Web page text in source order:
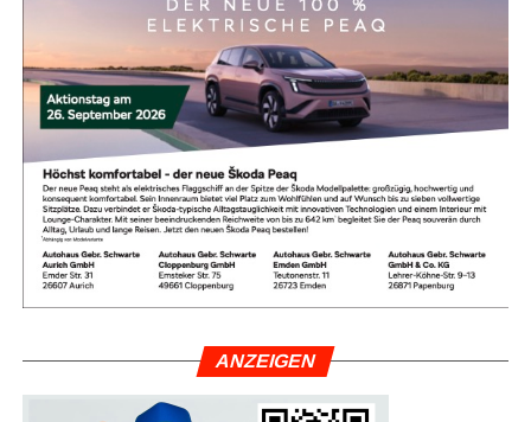
Um Ent­täu­schun­gen zu ver­mei­den, emp­fiehlt sich die
Nut­zung geprüf­ter Bewer­tungs­por­ta­le. Wer auf aktu­el­le
Aus­zeich­nun­gen ach­tet und Erfah­rungs­be­rich­te ande­rer
Kun­den gezielt liest, mini­miert Risi­ken und fin­det exakt
das Hotel, das zu den Bedürf­nis­sen der eige­nen Rei­se­
kon­stel­la­ti­on passt.
Fazit: Mit rich­ti­ger Pla­nung zum
per­fek­ten Familienurlaub
Die Tür­kei bleibt eine abso­lu­te Erst­emp­feh­lung für Fami­li­
der und fas­zi­nie­ren­de kul­tu­rel­le High­lights mit­ein­an­der
ver­bin­den möch­ten. Die Erfolgs­for­mel für den per­fek­ten
ANZEI­GEN